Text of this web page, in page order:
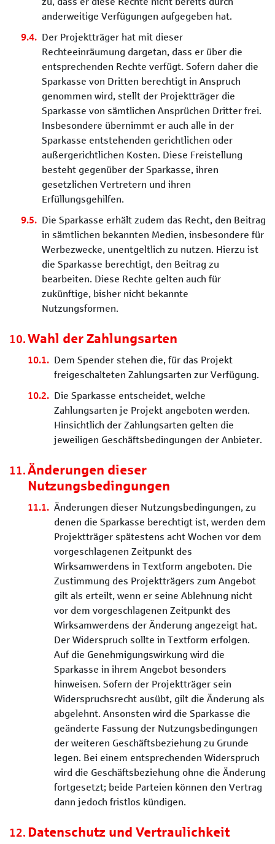
anderweitige Verfügungen aufgegeben hat.
Der Projektträger hat mit dieser
Rechteeinräumung dargetan, dass er über die
entsprechenden Rechte verfügt. Sofern daher die
Sparkasse von Dritten berechtigt in Anspruch
genommen wird, stellt der Projektträger die
Sparkasse von sämtlichen Ansprüchen Dritter frei.
Insbesondere übernimmt er auch alle in der
Sparkasse entstehenden gerichtlichen oder
außergerichtlichen Kosten. Diese Freistellung
besteht gegenüber der Sparkasse, ihren
gesetzlichen Vertretern und ihren
Erfüllungsgehilfen.
Die Sparkasse erhält zudem das Recht, den Beitrag
in sämtlichen bekannten Medien, insbesondere für
Werbezwecke, unentgeltlich zu nutzen. Hierzu ist
die Sparkasse berechtigt, den Beitrag zu
bearbeiten. Diese Rechte gelten auch für
zukünftige, bisher nicht bekannte
Nutzungsformen.
Wahl der Zahlungsarten
Dem Spender stehen die, für das Projekt
freigeschalteten Zahlungsarten zur Verfügung.
Die Sparkasse entscheidet, welche
Zahlungsarten je Projekt angeboten werden.
Hinsichtlich der Zahlungsarten gelten die
jeweiligen Geschäftsbedingungen der Anbieter.
Änderungen dieser
Nutzungsbedingungen
Änderungen dieser Nutzungsbedingungen, zu
denen die Sparkasse berechtigt ist, werden dem
Projektträger spätestens acht Wochen vor dem
vorgeschlagenen Zeitpunkt des
Wirksamwerdens in Textform angeboten. Die
Zustimmung des Projektträgers zum Angebot
gilt als erteilt, wenn er seine Ablehnung nicht
vor dem vorgeschlagenen Zeitpunkt des
Wirksamwerdens der Änderung angezeigt hat.
Der Widerspruch sollte in Textform erfolgen.
Auf die Genehmigungswirkung wird die
Sparkasse in ihrem Angebot besonders
hinweisen. Sofern der Projektträger sein
Widerspruchsrecht ausübt, gilt die Änderung als
abgelehnt. Ansonsten wird die Sparkasse die
geänderte Fassung der Nutzungsbedingungen
der weiteren Geschäftsbeziehung zu Grunde
legen. Bei einem entsprechenden Widerspruch
wird die Geschäftsbeziehung ohne die Änderung
fortgesetzt; beide Parteien können den Vertrag
dann jedoch fristlos kündigen.
Datenschutz und Vertraulichkeit